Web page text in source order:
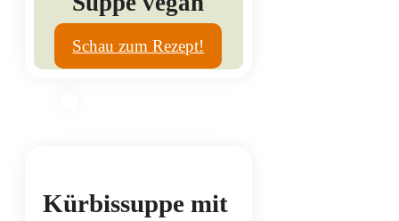
Schau zum Rezept!
Kürbissuppe mit